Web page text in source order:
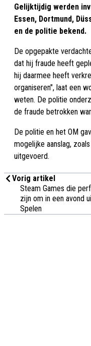
Gelijktijdig werden
Essen, Dortmund,
en de politie bekend.
De opgepakte
dat hij fraude heeft
hij daarmee heeft
organiseren", laat een
weten. De politie
de fraude betrokken
De politie en het OM
mogelijke aanslag,
uitgevoerd.
Vorig artikel
Steam Games die
zijn om in een avond
Spelen